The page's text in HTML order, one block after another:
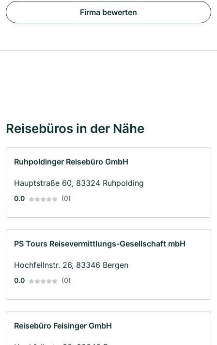
Firma bewerten
Reisebüros in der Nähe
Ruhpoldinger Reisebüro GmbH
Hauptstraße 60, 83324 Ruhpolding
0.0 (0)
PS Tours Reisevermittlungs-Gesellschaft mbH
Hochfellnstr. 26, 83346 Bergen
0.0 (0)
Reisebüro Feisinger GmbH